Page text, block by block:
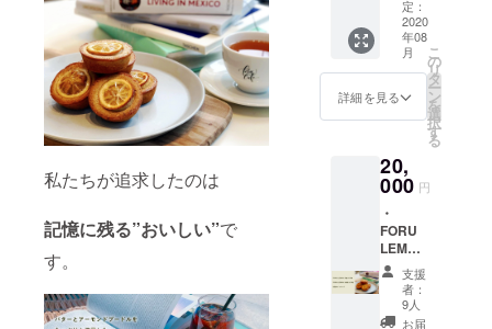
私たちが追求したのは
記憶に残る”おいしい”で
す。
のご希
望があ
る場合
は備考
欄にご
希望の
い。
(forucaf
e全店
舗/ケー
タリン
グサー
ビスに
ご利用
ご利用
期限は
2021年
3月末
感謝の
メッ
セージ
※送料を
含む
定：
2020
年08
月
詳細を見る
こ
の
リ
タ
ー
ン
を
選
択
す
る
20,
000 円
・
FORU
LEMON
【5個入
り】*5
箱 ・
FORU
支援
者：
9人
お届